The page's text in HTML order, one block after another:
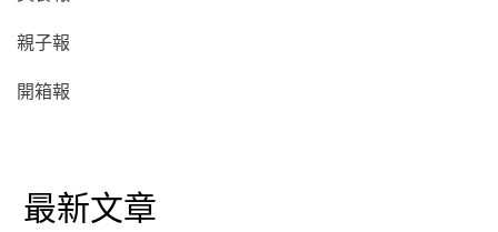
親子報
開箱報
最新文章